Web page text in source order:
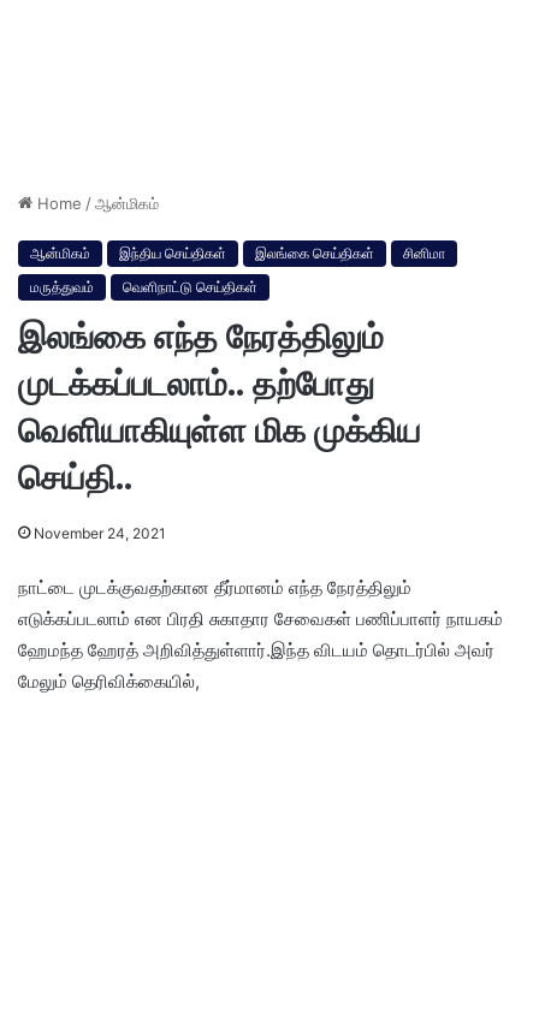
Home /ஆன்மிகம்
ஆன்மிகம் இந்திய செய்திகள் இலங்கை செய்திகள்
சினிமா
மருத்துவம்
வெளிநாட்டு செய்திகள்
இலங்கை எந்த நேரத்திலும்
முடக்கப்படலாம்.. தற்போது
வெளியாகியுள்ள மிக முக்கிய
செய்தி..
November 24, 2021
நாட்டை முடக்குவதற்கான தீர்மானம் எந்த நேரத்திலும்
எடுக்கப்படலாம் என பிரதி சுகாதார சேவைகள் பணிப்பாளர் நாயகம்
ஹேமந்த ஹேரத் அறிவித்துள்ளார்.இந்த விடயம் தொடர்பில் அவர்
மேலும் தெரிவிக்கையில்,